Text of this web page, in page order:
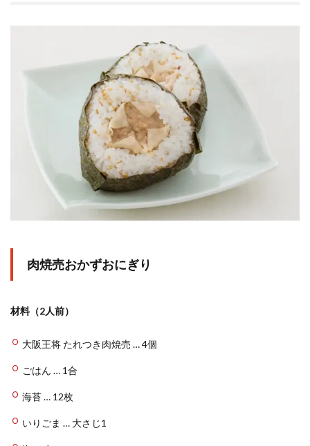
肉焼売おかずおにぎり
材料（2人前）
大阪王将 たれつき肉焼売 … 4個
ごはん … 1合
海苔 … 12枚
いりごま … 大さじ1